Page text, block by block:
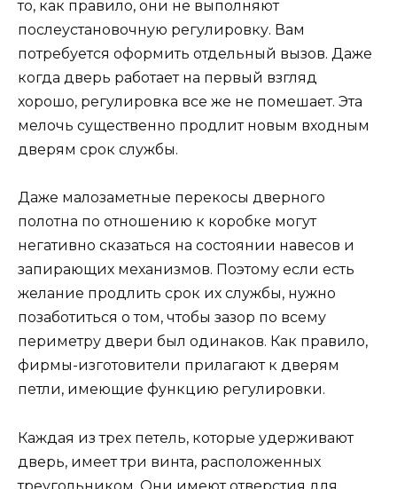
то, как правило, они не выполняют
послеустановочную регулировку. Вам
потребуется оформить отдельный вызов. Даже
когда дверь работает на первый взгляд
хорошо, регулировка все же не помешает. Эта
мелочь существенно продлит новым входным
дверям срок службы.
Даже малозаметные перекосы дверного
полотна по отношению к коробке могут
негативно сказаться на состоянии навесов и
запирающих механизмов. Поэтому если есть
желание продлить срок их службы, нужно
позаботиться о том, чтобы зазор по всему
периметру двери был одинаков. Как правило,
фирмы-изготовители прилагают к дверям
петли, имеющие функцию регулировки.
Каждая из трех петель, которые удерживают
дверь, имеет три винта, расположенных
треугольником. Они имеют отверстия для